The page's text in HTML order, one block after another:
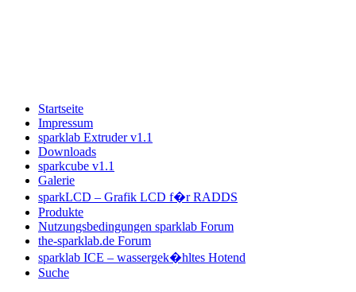
Startseite
Impressum
sparklab Extruder v1.1
Downloads
sparkcube v1.1
Galerie
sparkLCD – Grafik LCD f�r RADDS
Produkte
Nutzungsbedingungen sparklab Forum
the-sparklab.de Forum
sparklab ICE – wassergek�hltes Hotend
Suche